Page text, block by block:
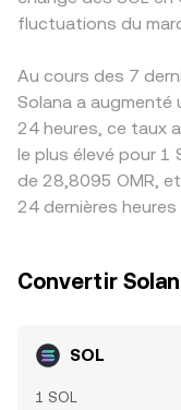
fluctuations du
Au cours des 7
Solana a augmenté
24 heures, ce taux
le plus élevé pour 1
de 28,8095 OMR,
24 dernières
Convertir
SOL
1 SOL